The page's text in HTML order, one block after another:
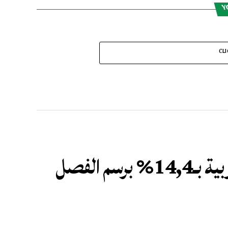
ارتفاع الرواج المينائي بالموانئ المغربية بـ14,4% برسم الفصل